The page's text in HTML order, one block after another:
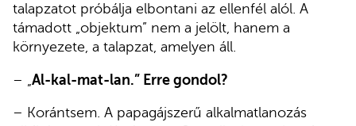
talapzatot próbálja elbontani az ellenfél alól. A
támadott „objektum” nem a jelölt, hanem a
környezete, a talapzat, amelyen áll.
– „ Al-kal-mat-lan.” Erre gondol?
– Korántsem. A papagájszerű alkalmatlanozás